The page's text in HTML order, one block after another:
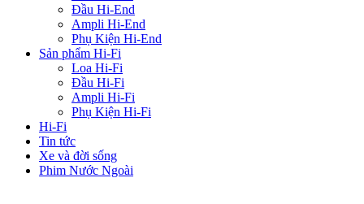
Đầu Hi-End
Ampli Hi-End
Phụ Kiện Hi-End
Sản phẩm Hi-Fi
Loa Hi-Fi
Đầu Hi-Fi
Ampli Hi-Fi
Phụ Kiện Hi-Fi
Hi-Fi
Tin tức
Xe và đời sống
Phim Nước Ngoài